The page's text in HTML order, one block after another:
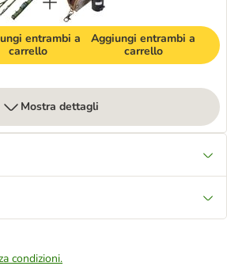
entrambi a
carrello
Aggiungi entrambi a
carrello
Mostra dettagli
condizioni.